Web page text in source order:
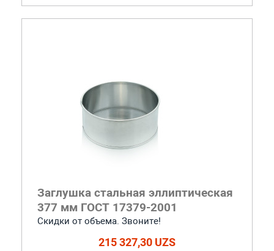
Заглушка стальная эллиптическая
377 мм ГОСТ 17379-2001
Скидки от объема. Звоните!
215 327,30 UZS